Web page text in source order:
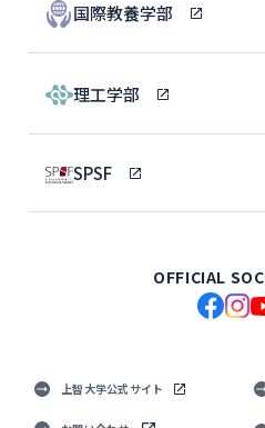
国際教養学部
理工学部
SPSF
OFFICIAL
上智大学公式サイト